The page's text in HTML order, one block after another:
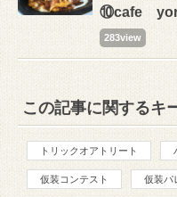
⑩cafe
283view
この記事に関するキ
トリックオアトリート
仮装コンテスト 仮装パ